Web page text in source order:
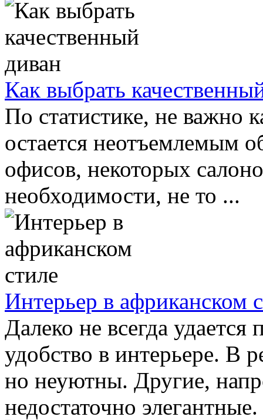
Как выбрать
По статистике, не важно
остается неотъемлемым
офисов, некоторых
необходимости, не то ...
Интерьер в африканском
Далеко не всегда удается
удобство в интерьере. В
но неуютны. Другие,
недостаточно